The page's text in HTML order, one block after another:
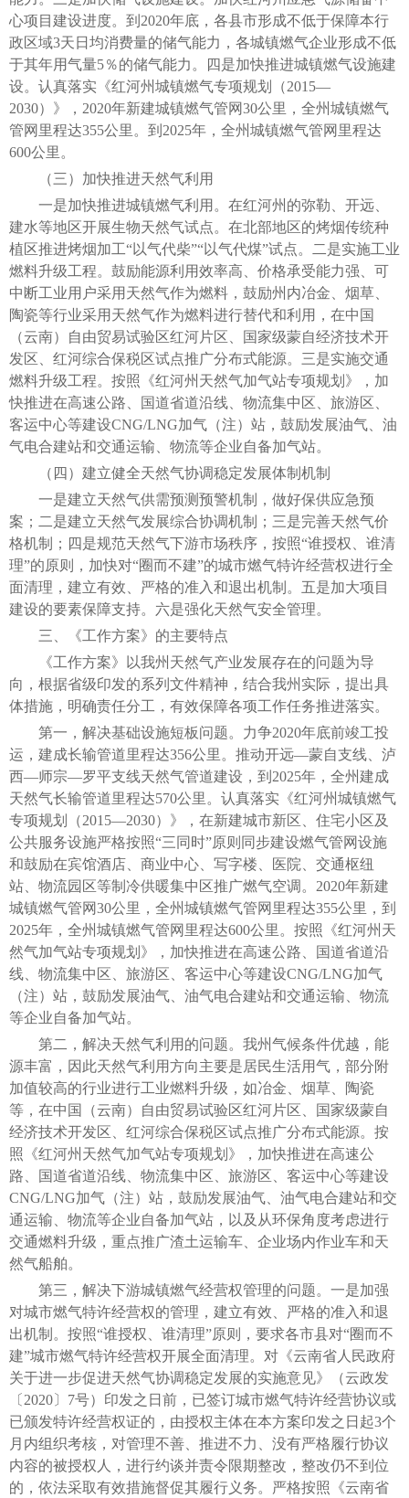
心项目建设进度。到2020年底，各县市形成不低于保障本行
政区域3天日均消费量的储气能力，各城镇燃气企业形成不低
于其年用气量5％的储气能力。四是加快推进城镇燃气设施建
设。认真落实《红河州城镇燃气专项规划（2015—
2030）》，2020年新建城镇燃气管网30公里，全州城镇燃气
管网里程达355公里。到2025年，全州城镇燃气管网里程达
600公里。
（三）加快推进天然气利用
一是加快推进城镇燃气利用。在红河州的弥勒、开远、
建水等地区开展生物天然气试点。在北部地区的烤烟传统种
植区推进烤烟加工“以气代柴”“以气代煤”试点。二是实施工业
燃料升级工程。鼓励能源利用效率高、价格承受能力强、可
中断工业用户采用天然气作为燃料，鼓励州内冶金、烟草、
陶瓷等行业采用天然气作为燃料进行替代和利用，在中国
（云南）自由贸易试验区红河片区、国家级蒙自经济技术开
发区、红河综合保税区试点推广分布式能源。三是实施交通
燃料升级工程。按照《红河州天然气加气站专项规划》，加
快推进在高速公路、国道省道沿线、物流集中区、旅游区、
客运中心等建设CNG/LNG加气（注）站，鼓励发展油气、油
气电合建站和交通运输、物流等企业自备加气站。
（四）建立健全天然气协调稳定发展体制机制
一是建立天然气供需预测预警机制，做好保供应急预
案；二是建立天然气发展综合协调机制；三是完善天然气价
格机制；四是规范天然气下游市场秩序，按照“谁授权、谁清
理”的原则，加快对“圈而不建”的城市燃气特许经营权进行全
面清理，建立有效、严格的准入和退出机制。五是加大项目
建设的要素保障支持。六是强化天然气安全管理。
三、《工作方案》的主要特点
《工作方案》以我州天然气产业发展存在的问题为导
向，根据省级印发的系列文件精神，结合我州实际，提出具
体措施，明确责任分工，有效保障各项工作任务推进落实。
第一，解决基础设施短板问题。力争2020年底前竣工投
运，建成长输管道里程达356公里。推动开远—蒙自支线、泸
西—师宗—罗平支线天然气管道建设，到2025年，全州建成
天然气长输管道里程达570公里。认真落实《红河州城镇燃气
专项规划（2015—2030）》，在新建城市新区、住宅小区及
公共服务设施严格按照“三同时”原则同步建设燃气管网设施
和鼓励在宾馆酒店、商业中心、写字楼、医院、交通枢纽
站、物流园区等制冷供暖集中区推广燃气空调。2020年新建
城镇燃气管网30公里，全州城镇燃气管网里程达355公里，到
2025年，全州城镇燃气管网里程达600公里。按照《红河州天
然气加气站专项规划》，加快推进在高速公路、国道省道沿
线、物流集中区、旅游区、客运中心等建设CNG/LNG加气
（注）站，鼓励发展油气、油气电合建站和交通运输、物流
等企业自备加气站。
第二，解决天然气利用的问题。我州气候条件优越，能
源丰富，因此天然气利用方向主要是居民生活用气，部分附
加值较高的行业进行工业燃料升级，如冶金、烟草、陶瓷
等，在中国（云南）自由贸易试验区红河片区、国家级蒙自
经济技术开发区、红河综合保税区试点推广分布式能源。按
照《红河州天然气加气站专项规划》，加快推进在高速公
路、国道省道沿线、物流集中区、旅游区、客运中心等建设
CNG/LNG加气（注）站，鼓励发展油气、油气电合建站和交
通运输、物流等企业自备加气站，以及从环保角度考虑进行
交通燃料升级，重点推广渣土运输车、企业场内作业车和天
然气船舶。
第三，解决下游城镇燃气经营权管理的问题。一是加强
对城市燃气特许经营权的管理，建立有效、严格的准入和退
出机制。按照“谁授权、谁清理”原则，要求各市县对“圈而不
建”城市燃气特许经营权开展全面清理。对《云南省人民政府
关于进一步促进天然气协调稳定发展的实施意见》（云政发
〔2020〕7号）印发之日前，已签订城市燃气特许经营协议或
已颁发特许经营权证的，由授权主体在本方案印发之日起3个
月内组织考核，对管理不善、推进不力、没有严格履行协议
内容的被授权人，进行约谈并责令限期整改，整改仍不到位
的，依法采取有效措施督促其履行义务。严格按照《云南省